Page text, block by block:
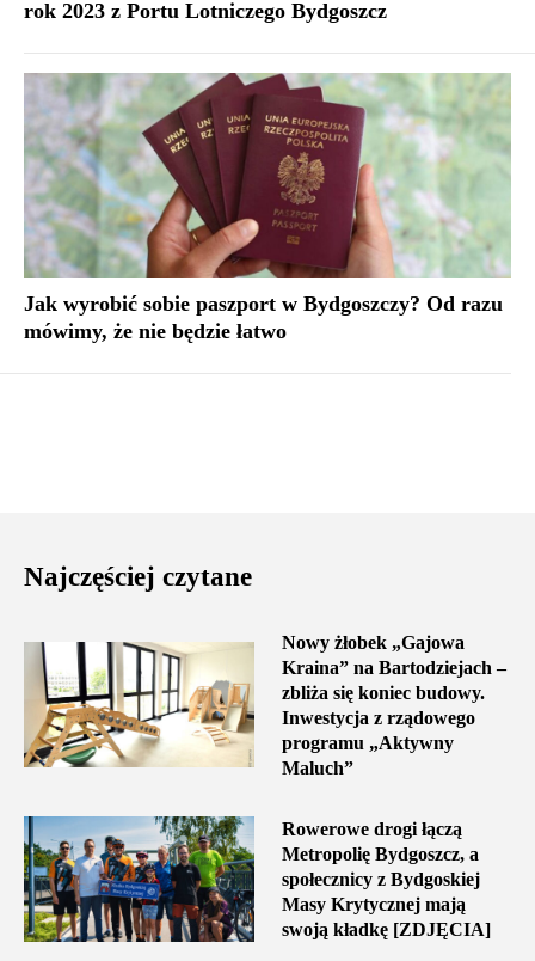
rok 2023 z Portu Lotniczego Bydgoszcz
Jak wyrobić sobie paszport w Bydgoszczy? Od razu
mówimy, że nie będzie łatwo
Najczęściej czytane
Nowy żłobek „Gajowa
Kraina” na Bartodziejach –
zbliża się koniec budowy.
Inwestycja z rządowego
programu „Aktywny
Maluch”
Rowerowe drogi łączą
Metropolię Bydgoszcz, a
społecznicy z Bydgoskiej
Masy Krytycznej mają
swoją kładkę [ZDJĘCIA]